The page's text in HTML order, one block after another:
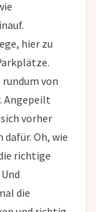
hier zu
von
Angepeilt
vorher
Oh, wie
richtige
die